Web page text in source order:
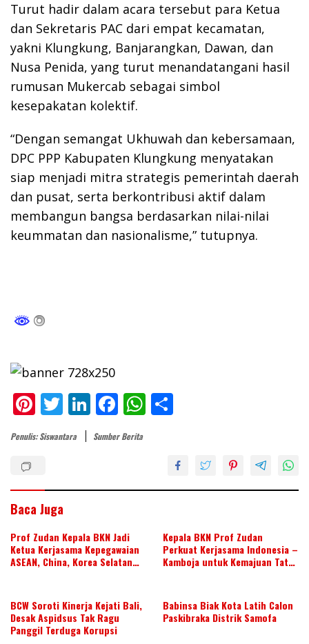
Turut hadir dalam acara tersebut para Ketua
dan Sekretaris PAC dari empat kecamatan,
yakni Klungkung, Banjarangkan, Dawan, dan
Nusa Penida, yang turut menandatangani hasil
rumusan Mukercab sebagai simbol
kesepakatan kolektif.
“Dengan semangat Ukhuwah dan kebersamaan,
DPC PPP Kabupaten Klungkung menyatakan
siap menjadi mitra strategis pemerintah daerah
dan pusat, serta berkontribusi aktif dalam
membangun bangsa berdasarkan nilai-nilai
keummatan dan nasionalisme,” tutupnya.
Pi
nt
er
st
T
w
itt
Li
n
k
dI
F
ac
e
o
k
W
A
e
Penulis: Siswantara Sumber Berita
Baca Juga
Prof Zudan Kepala BKN Jadi
Ketua Kerjasama Kepegawaian
ASEAN, China, Korea Selatan
ASEAN
Kepala BKN Prof Zudan
Perkuat Kerjasama Indonesia –
Kamboja untuk Kemajuan Tata
BCW Soroti Kinerja Kejati Bali,
Desak Aspidsus Tak Ragu
Panggil Terduga Korupsi
Babinsa Biak Kota Latih Calon
Paskibraka Distrik Samofa